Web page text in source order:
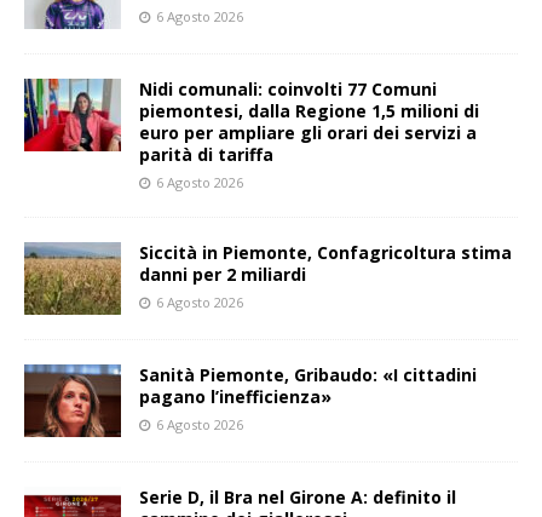
6 Agosto 2026
Nidi comunali: coinvolti 77 Comuni
piemontesi, dalla Regione 1,5 milioni di
euro per ampliare gli orari dei servizi a
parità di tariffa
6 Agosto 2026
Siccità in Piemonte, Confagricoltura stima
danni per 2 miliardi
6 Agosto 2026
Sanità Piemonte, Gribaudo: «I cittadini
pagano l’inefficienza»
6 Agosto 2026
Serie D, il Bra nel Girone A: definito il